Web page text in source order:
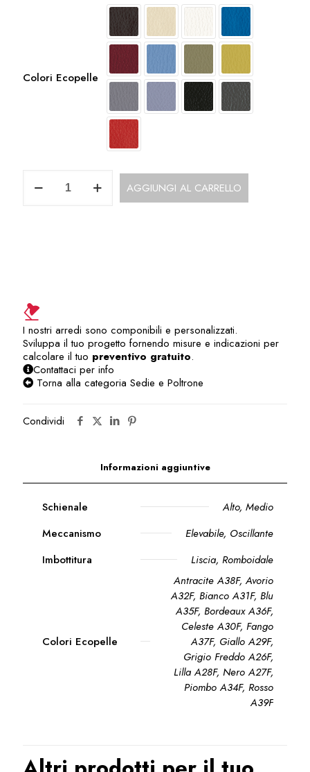
Colori Ecopelle
Direzionale
AGGIUNGI AL CARRELLO
I nostri arredi sono componibili e personalizzati.
Sviluppa il tuo progetto fornendo misure e indicazioni per
calcolare il tuo preventivo gratuito.
Contattaci per info
Torna alla categoria Sedie e Poltrone
Condividi
Informazioni aggiuntive
Schienale Alto, Medio
Meccanismo
Elevabile, Oscillante
Imbottitura
Liscia, Romboidale
Colori Ecopelle
Antracite A38F, Avorio
A32F, Bianco A31F, Blu
A35F, Bordeaux A36F,
Celeste A30F, Fango
A37F, Giallo A29F,
Grigio Freddo A26F,
Lilla A28F, Nero A27F,
Piombo A34F, Rosso
A39F